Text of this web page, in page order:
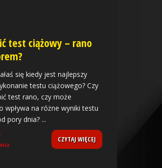
test ciążowy – rano
się kiedy jest najlepszy
testu ciążowego? Czy
test rano, czy może
wpływa na różne wyniki testu
pory dnia? ...
CZYTAJ WIĘCEJ